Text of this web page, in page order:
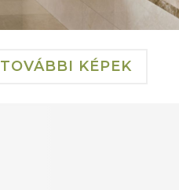
TOVÁBBI KÉPEK